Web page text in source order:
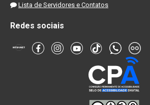
Lista de Servidores e Contatos
Redes sociais